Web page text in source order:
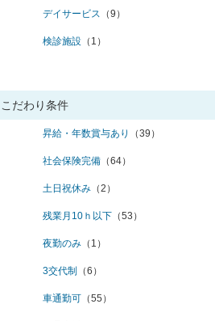
デイサービス （9）
検診施設 （1）
こだわり条件
昇給・年数賞与あり （39）
社会保険完備 （64）
土日祝休み （2）
残業月10ｈ以下 （53）
夜勤のみ （1）
3交代制 （6）
車通勤可 （55）